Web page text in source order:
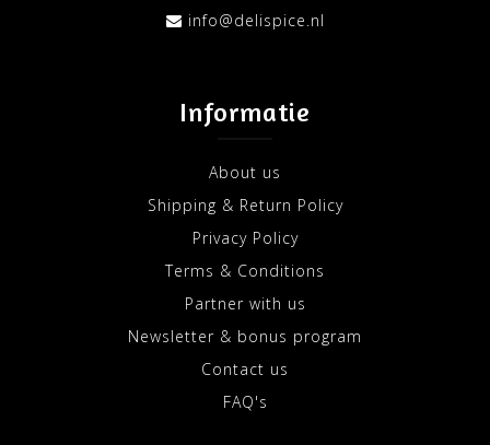
info@delispice.nl
Informatie
About us
Shipping & Return Policy
Privacy Policy
Terms & Conditions
Partner with us
Newsletter & bonus program
Contact us
FAQ's